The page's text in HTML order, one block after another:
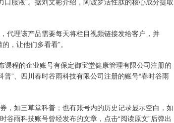
理该产品需要每天将栏目视频链接发给客户，并
，让他们多看看”。
程的企业账号有保定御宝堂健康管理有限公司注册的
”、四川春时谷雨科技有限公司注册的账号“春时谷雨
如三草堂科普；也有账号内的历史记录显示空白，如
谷雨科技账号曾经发布的文章，点击“阅读原文”后弹出